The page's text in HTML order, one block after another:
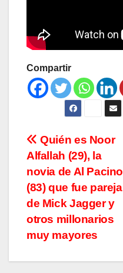
Compartir
Navegación
de
entradas
Quién es Noor
Alfallah (29), la
novia de Al Pacino
(83) que fue pareja
de Mick Jagger y
otros millonarios
muy mayores